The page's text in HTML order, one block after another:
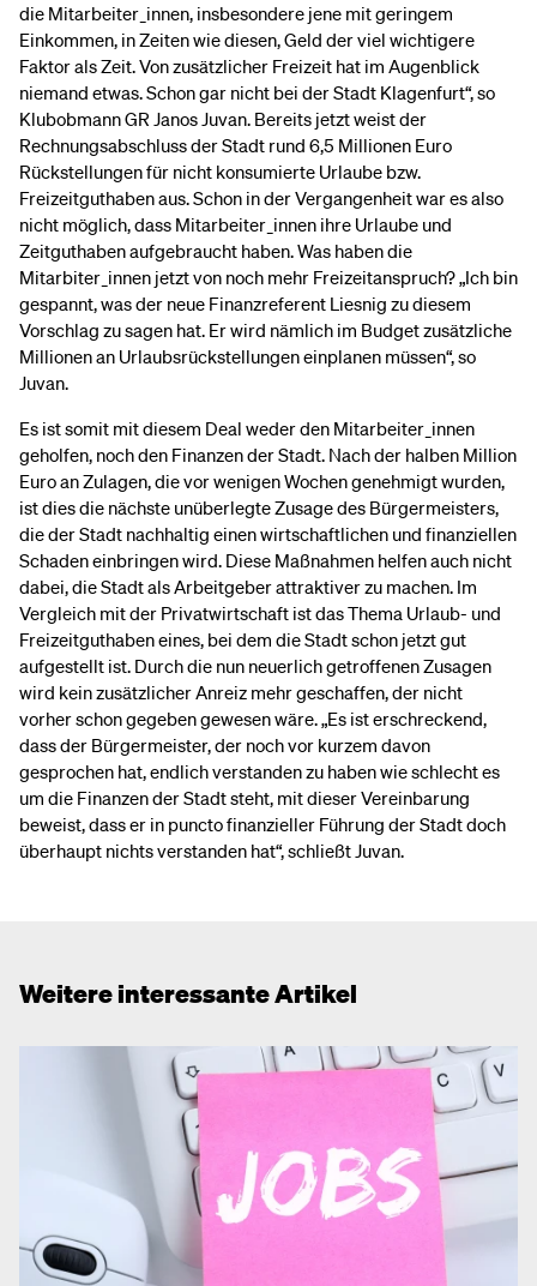
die Mitarbeiter_innen, insbesondere jene mit geringem
Einkommen, in Zeiten wie diesen, Geld der viel wichtigere
Faktor als Zeit. Von zusätzlicher Freizeit hat im Augenblick
niemand etwas. Schon gar nicht bei der Stadt Klagenfurt“, so
Klubobmann GR Janos Juvan. Bereits jetzt weist der
Rechnungsabschluss der Stadt rund 6,5 Millionen Euro
Rückstellungen für nicht konsumierte Urlaube bzw.
Freizeitguthaben aus. Schon in der Vergangenheit war es also
nicht möglich, dass Mitarbeiter_innen ihre Urlaube und
Zeitguthaben aufgebraucht haben. Was haben die
Mitarbiter_innen jetzt von noch mehr Freizeitanspruch? „Ich bin
gespannt, was der neue Finanzreferent Liesnig zu diesem
Vorschlag zu sagen hat. Er wird nämlich im Budget zusätzliche
Millionen an Urlaubsrückstellungen einplanen müssen“, so
Juvan.
Es ist somit mit diesem Deal weder den Mitarbeiter_innen
geholfen, noch den Finanzen der Stadt. Nach der halben Million
Euro an Zulagen, die vor wenigen Wochen genehmigt wurden,
ist dies die nächste unüberlegte Zusage des Bürgermeisters,
die der Stadt nachhaltig einen wirtschaftlichen und finanziellen
Schaden einbringen wird. Diese Maßnahmen helfen auch nicht
dabei, die Stadt als Arbeitgeber attraktiver zu machen. Im
Vergleich mit der Privatwirtschaft ist das Thema Urlaub- und
Freizeitguthaben eines, bei dem die Stadt schon jetzt gut
aufgestellt ist. Durch die nun neuerlich getroffenen Zusagen
wird kein zusätzlicher Anreiz mehr geschaffen, der nicht
vorher schon gegeben gewesen wäre. „Es ist erschreckend,
dass der Bürgermeister, der noch vor kurzem davon
gesprochen hat, endlich verstanden zu haben wie schlecht es
um die Finanzen der Stadt steht, mit dieser Vereinbarung
beweist, dass er in puncto finanzieller Führung der Stadt doch
überhaupt nichts verstanden hat“, schließt Juvan.
Weitere interessante Artikel